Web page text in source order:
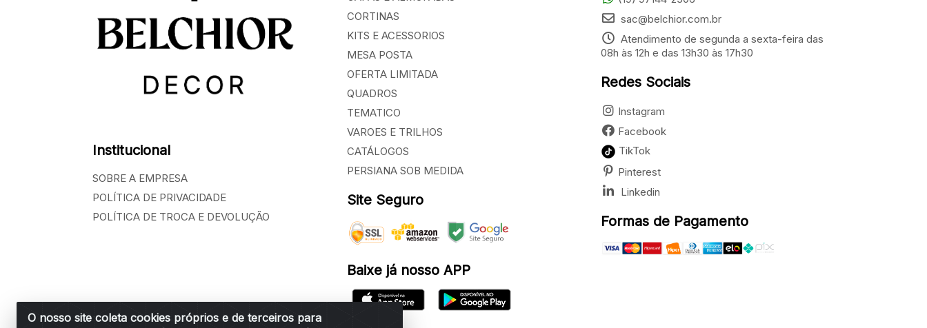
O nosso site coleta cookies próprios e de terceiros para
Institucional
SOBRE A EMPRESA
POLÍTICA DE PRIVACIDADE
POLÍTICA DE TROCA E DEVOLUÇÃO
CORTINAS
KITS E ACESSORIOS
MESA POSTA
OFERTA LIMITADA
QUADROS
TEMATICO
VAROES E TRILHOS
CATÁLOGOS
PERSIANA SOB MEDIDA
Site Seguro
Baixe já nosso APP
sac@belchior.com.br
Atendimento de segunda a sexta-feira das
08h às 12h e das 13h30 às 17h30
Redes Sociais
Instagram
Facebook
TikTok
Pinterest
Linkedin
Formas de Pagamento